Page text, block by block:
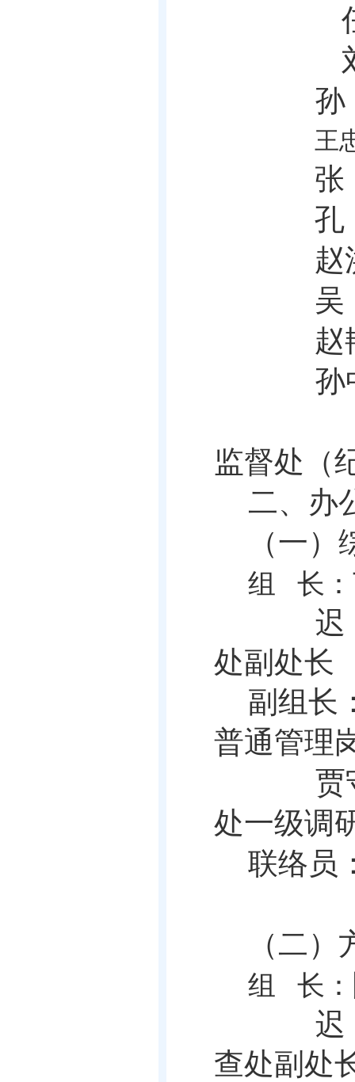
任
孙
王
张
孔
赵
吴
赵
监督处（
二、办
（一
组 长：
迟
处副处长
副组长
普通管理
贾
处一级调
联络员
（二
组 长：
迟
查处副处